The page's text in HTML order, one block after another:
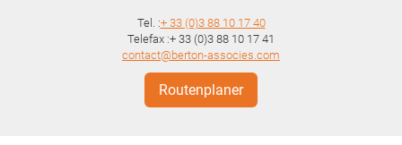
Tel. :+ 33 (0)3 88 10 17 40
Telefax :+ 33 (0)3 88 10 17 41
contact@berton-associes.com
Routenplaner